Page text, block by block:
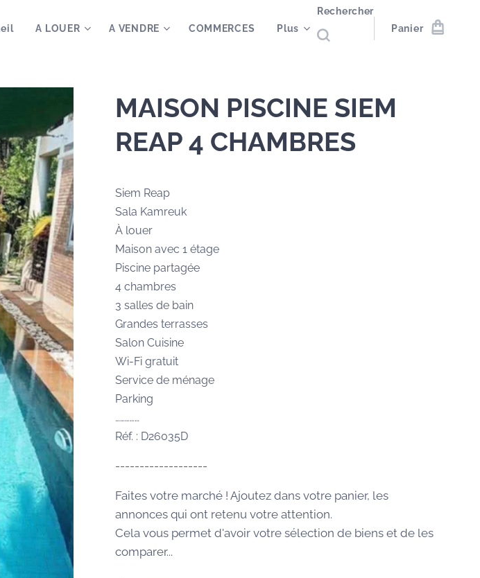
A LOUER A VENDRE COMMERCES Plus
Rechercher
Panier
MAISON PISCINE SIEM
REAP 4 CHAMBRES
Siem Reap
Sala Kamreuk
À louer
Maison avec 1 étage
Piscine partagée
4 chambres
3 salles de bain
Grandes terrasses
Salon Cuisine
Wi-Fi gratuit
Service de ménage
Parking
……………
Réf. : D26035D
-------------------
Faites votre marché ! Ajoutez dans votre panier, les
annonces qui ont retenu votre attention.
Cela vous permet d'avoir votre sélection de biens et de les
comparer...